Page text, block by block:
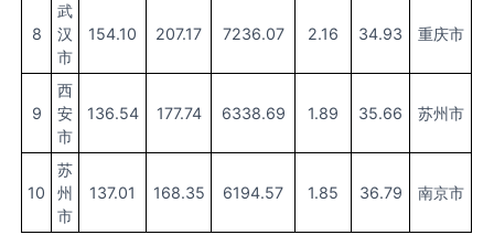
8
武
汉
市
154.10 207.17 7236.07 2.16 34.93 重庆市
9
西
安
市
136.54 177.74 6338.69 1.89 35.66 苏州市
10
苏
州
市
137.01 168.35 6194.57 1.85 36.79 南京市